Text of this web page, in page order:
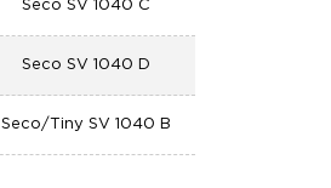
Seco SV 1040 C
Seco SV 1040 D
Seco/Tiny SV 1040 B